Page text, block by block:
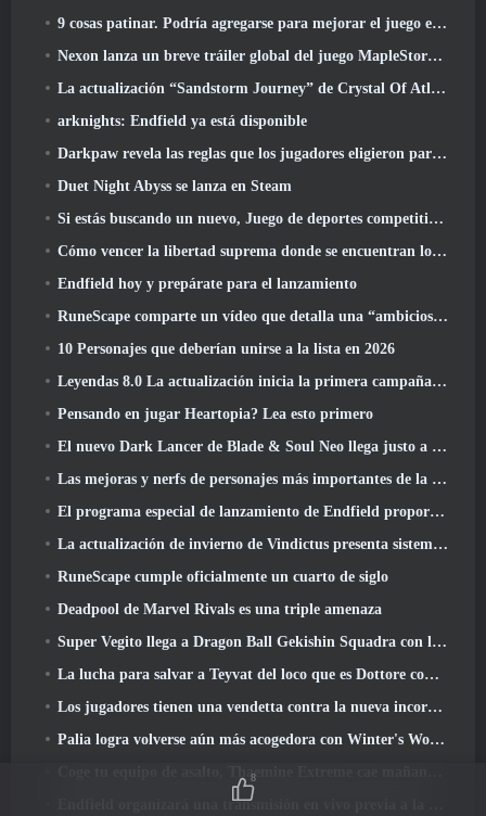
9 cosas patinar. Podría agregarse para mejorar el juego en 2026
Nexon lanza un breve tráiler global del juego MapleStory Classic World
La actualización “Sandstorm Journey” de Crystal Of Atlan eleva el límite de nivel a 70
arknights: Endfield ya está disponible
Darkpaw revela las reglas que los jugadores eligieron para el próximo servidor Frostreaver de EverQuest
Duet Night Abyss se lanza en Steam
Si estás buscando un nuevo, Juego de deportes competitivos, La prueba beta cerrada del fútbol estilo libre 2 está en camino
Cómo vencer la libertad suprema donde se encuentran los vientos
Endfield hoy y prepárate para el lanzamiento
RuneScape comparte un vídeo que detalla una “ambiciosa serie de actualizaciones de contenido”
10 Personajes que deberían unirse a la lista en 2026
Leyendas 8.0 La actualización inicia la primera campaña de 2026
Pensando en jugar Heartopia? Lea esto primero
El nuevo Dark Lancer de Blade & Soul Neo llega justo a tiempo para el primer aniversario
Las mejoras y nerfs de personajes más importantes de la temporada 6
El programa especial de lanzamiento de Endfield proporciona detalles sobre el sistema de monetización del juego
La actualización de invierno de Vindictus presenta sistemas para facilitar la progresión de los jugadores
RuneScape cumple oficialmente un cuarto de siglo
Deadpool de Marvel Rivals es una triple amenaza
Super Vegito llega a Dragon Ball Gekishin Squadra con la llegada de la temporada 3
La lucha para salvar a Teyvat del loco que es Dottore comienza hoy en Genshin Impact
Los jugadores tienen una vendetta contra la nueva incorporación de Overwatch
Palia logra volverse aún más acogedora con Winter's Wonder: Actualización del Santuario Nevado
Coge tu equipo de asalto, Thaemine Extreme cae mañana en Lost Ark
Endfield organizará una transmisión en vivo previa a la transmisión en vivo esta semana
8